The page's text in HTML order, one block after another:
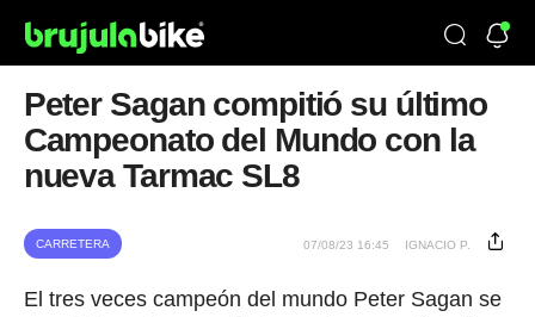
Peter Sagan compitió su último
Campeonato del Mundo con la
nueva Tarmac SL8
CARRETERA 07/08/23 16:45 IGNACIO P.
El tres veces campeón del mundo Peter Sagan se